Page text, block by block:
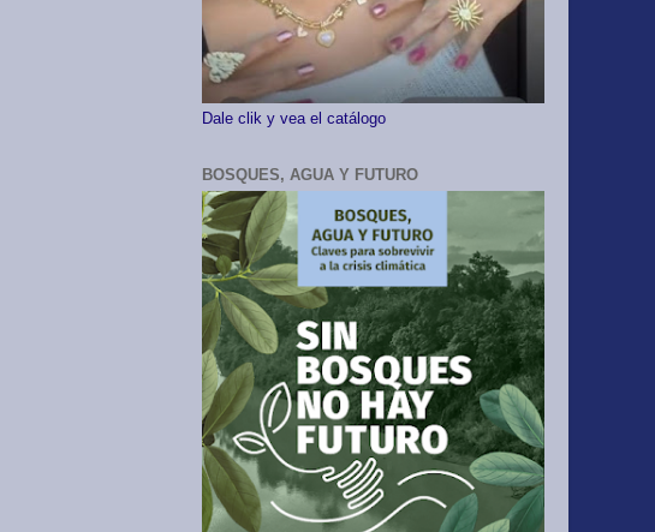
Dale clik y vea el catálogo
BOSQUES, AGUA Y FUTURO